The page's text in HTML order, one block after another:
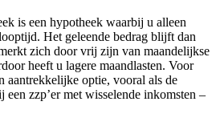
is een hypotheek waarbij u alleen
Het geleende bedrag blijft dan
zich door vrij zijn van maandelijkse
heeft u lagere maandlasten. Voor
aantrekkelijke optie, vooral als de
zzp’er met wisselende inkomsten –